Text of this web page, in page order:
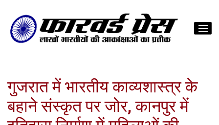
गुजरात में भारतीय काव्यशास्त्र के
बहाने संस्कृत पर जोर, कानपुर में